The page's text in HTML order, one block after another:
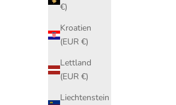
€)
Kroatien
(EUR €)
Lettland
(EUR €)
Liechtenstein